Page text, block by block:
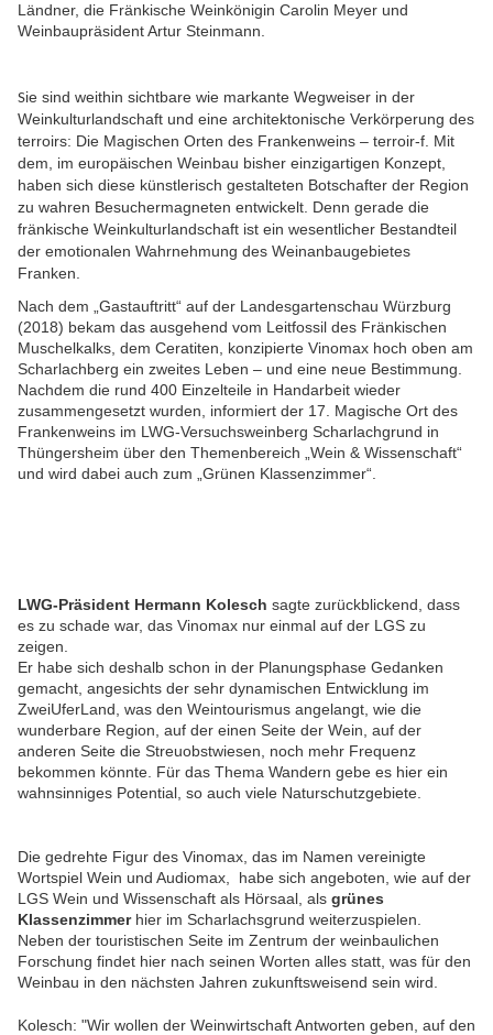
Ländner, die Fränkische Weinkönigin Carolin Meyer und
Weinbaupräsident Artur Steinmann.
Sie sind weithin sichtbare wie markante Wegweiser in der
Weinkulturlandschaft und eine architektonische Verkörperung des
terroirs: Die Magischen Orten des Frankenweins – terroir-f. Mit
dem, im europäischen Weinbau bisher einzigartigen Konzept,
haben sich diese künstlerisch gestalteten Botschafter der Region
zu wahren Besuchermagneten entwickelt. Denn gerade die
fränkische Weinkulturlandschaft ist ein wesentlicher Bestandteil
der emotionalen Wahrnehmung des Weinanbaugebietes
Franken.
Nach dem „Gastauftritt“ auf der Landesgartenschau Würzburg
(2018) bekam das ausgehend vom Leitfossil des Fränkischen
Muschelkalks, dem Ceratiten, konzipierte Vinomax hoch oben am
Scharlachberg ein zweites Leben – und eine neue Bestimmung.
Nachdem die rund 400 Einzelteile in Handarbeit wieder
zusammengesetzt wurden, informiert der 17. Magische Ort des
Frankenweins im LWG-Versuchsweinberg Scharlachgrund in
Thüngersheim über den Themenbereich „Wein & Wissenschaft“
und wird dabei auch zum „Grünen Klassenzimmer“.
LWG-Präsident Hermann Kolesch sagte zurückblickend, dass
es zu schade war, das Vinomax nur einmal auf der LGS zu
zeigen.
Er habe sich deshalb schon in der Planungsphase Gedanken
gemacht, angesichts der sehr dynamischen Entwicklung im
ZweiUferLand, was den Weintourismus angelangt, wie die
wunderbare Region, auf der einen Seite der Wein, auf der
anderen Seite die Streuobstwiesen, noch mehr Frequenz
bekommen könnte. Für das Thema Wandern gebe es hier ein
wahnsinniges Potential, so auch viele Naturschutzgebiete.
Die gedrehte Figur des Vinomax, das im Namen vereinigte
Wortspiel Wein und Audiomax, habe sich angeboten, wie auf der
LGS Wein und Wissenschaft als Hörsaal, als grünes
Klassenzimmerhier im Scharlachsgrund weiterzuspielen.
Neben der touristischen Seite im Zentrum der weinbaulichen
Forschung findet hier nach seinen Worten alles statt, was für den
Weinbau in den nächsten Jahren zukunftsweisend sein wird.
Kolesch: "Wir wollen der Weinwirtschaft Antworten geben, auf den